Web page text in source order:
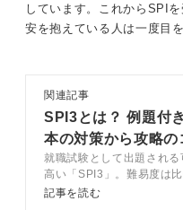
実際に、筆記試験の結
もちろん、点数が高いに
に通過できる可能性も高
ることも事実です。
しかし、SPIの結果がす
しておきましょう。
しています。これからSPI
安を抱えている人は一度目
関連記事
SPI3とは？ 例題付
本の対策から攻略の
で完全網羅
就職試験として出題される
高い「SPI3」。難易度は
いですが、油断は禁物です
記事を読む